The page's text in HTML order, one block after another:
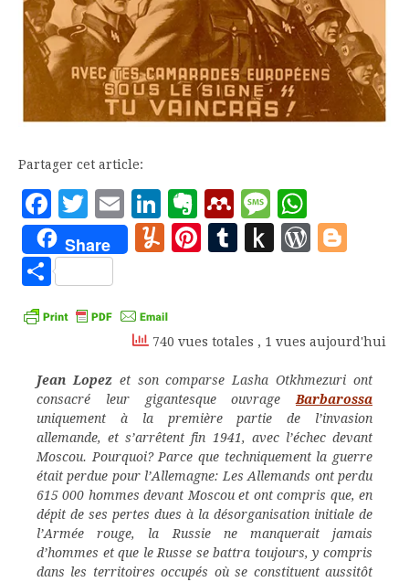
Partager cet article:
Facebook
Twitter
EmailLinkedIn
Evernote
Mendeley
Message
Share Yummly
Pinterest
Tumblr
Push
Partager
740 vues totales , 1 vues aujourd'hui
Jean Lopezet son comparse Lasha Otkhmezuri ont
consacré leur gigantesque ouvrage Barbarossa
uniquement à la première partie de l’invasion
allemande, et s’arrêtent fin 1941, avec l’échec devant
Moscou. Pourquoi? Parce que techniquement la guerre
était perdue pour l’Allemagne: Les Allemands ont perdu
615 000 hommes devant Moscou et ont compris que, en
dépit de ses pertes dues à la désorganisation initiale de
l’Armée rouge, la Russie ne manquerait jamais
d’hommes et que le Russe se battra toujours, y compris
dans les territoires occupés où se constituent aussitôt